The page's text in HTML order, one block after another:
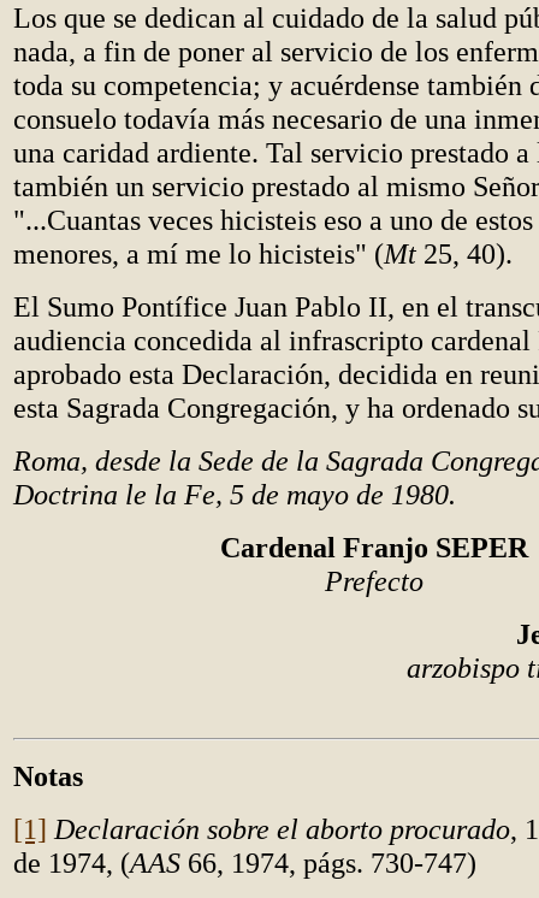
Los que se dedican al cuidado de la salud
nada, a fin de poner al servicio de los
toda su competencia; y acuérdense también
consuelo todavía más necesario de una
una caridad ardiente. Tal servicio prestado a
también un servicio prestado al mismo
"...Cuantas veces hicisteis eso a uno de
menores, a mí me lo hicisteis" (Mt 25, 40).
El Sumo Pontífice Juan Pablo II, en el
audiencia concedida al infrascripto cardenal
aprobado esta Declaración, decidida en
esta Sagrada Congregación, y ha ordenado
Roma, desde la Sede de la Sagrada
Doctrina le la Fe, 5 de mayo de 1980.
Cardenal Franjo SEPER
Prefecto
arzobispo
Notas
[1] Declaración sobre el aborto procurado,
de 1974, (AAS 66, 1974, págs. 730-747)